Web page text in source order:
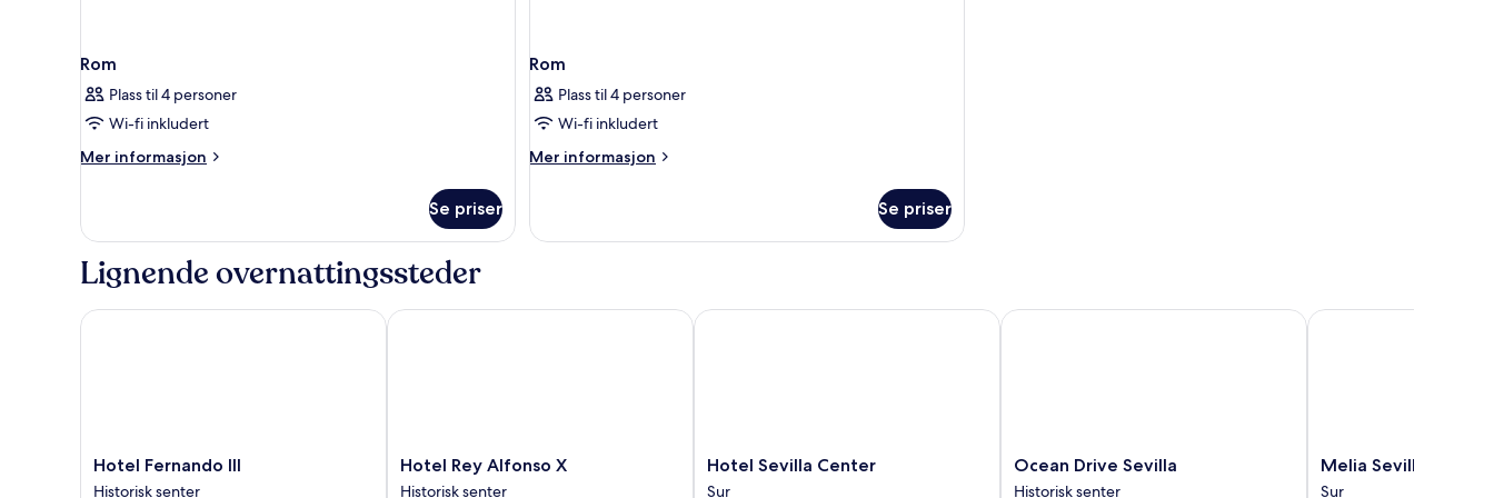
Rom
Plass til 4 personer
Wi-fi inkludert
Mer informasjon
Mer
Se priser
Rom
Plass til 4 personer
Wi-fi inkludert
Mer informasjon
Mer
Se priser
Lignende overnattingssteder
Hotel
Fernando
Hotel Fernando III
Historisk senter
Hotel Fernando III
Hotel
Rey
Hotel Rey Alfonso X
Historisk senter
Hotel Rey Alfonso X
Hotel
Sevilla
Hotel Sevilla Center
Sur
Hotel Sevilla Center
Ocean
Drive
Ocean Drive Sevilla
Historisk senter
Ocean Drive Sevilla
Melia
Sevilla
Melia Sevilla
Sur
Melia Sevilla